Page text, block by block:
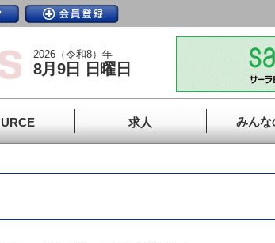
2026（令和8）年
8月9日 日曜日
求人 みんな